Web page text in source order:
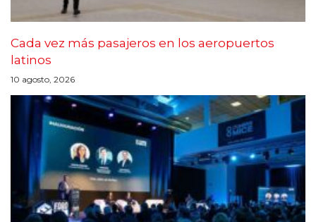
Cada vez más pasajeros en los aeropuertos
latinos
10 agosto, 2026